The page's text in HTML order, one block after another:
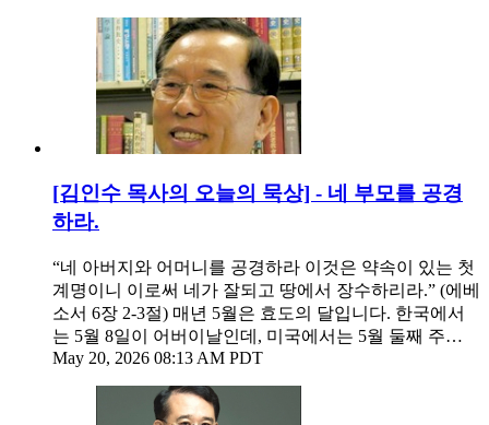
[김인수 목사의 오늘의 묵상] - 네 부모를 공경
하라.
“네 아버지와 어머니를 공경하라 이것은 약속이 있는 첫
계명이니 이로써 네가 잘되고 땅에서 장수하리라.” (에베
소서 6장 2-3절) 매년 5월은 효도의 달입니다. 한국에서
는 5월 8일이 어버이날인데, 미국에서는 5월 둘째 주…
May 20, 2026 08:13 AM PDT